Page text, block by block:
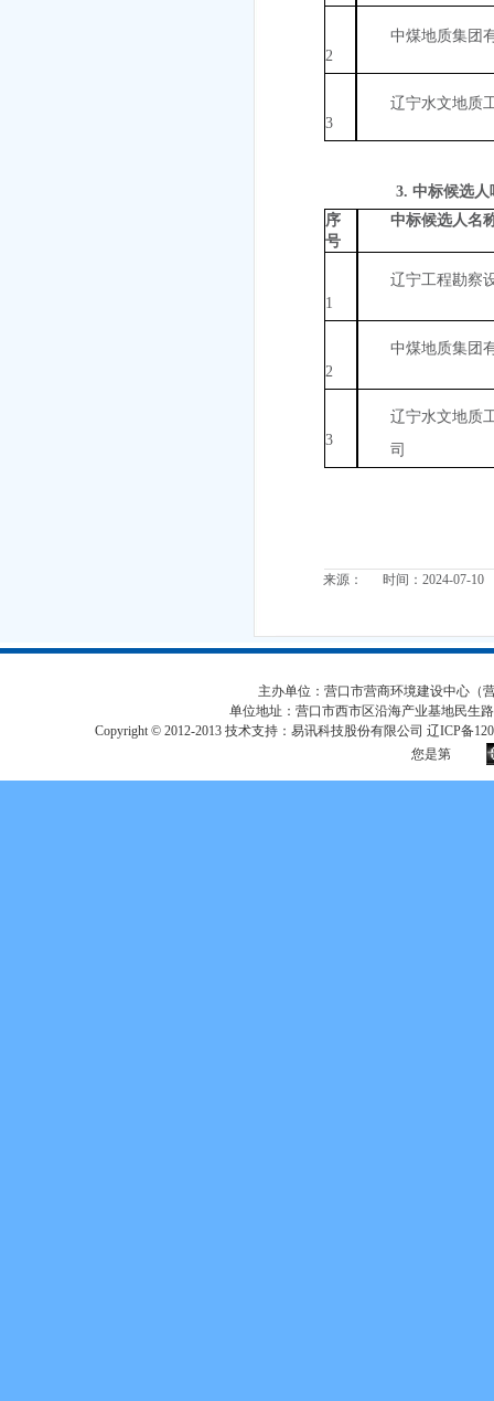
2
中煤地质集团
3
辽宁水文地质
3.中标候选
序
号
中标候选人名
1
辽宁工程勘察
2
中煤地质集团
3
辽宁水文地质
司
来源： 时间：2024-07-10
主办单位：营口市营商环境建设中心（
单位地址：营口市西市区沿海产业基地民生
Copyright © 2012-2013 技术支持：易讯科技股份有限公司 辽ICP备
您是第